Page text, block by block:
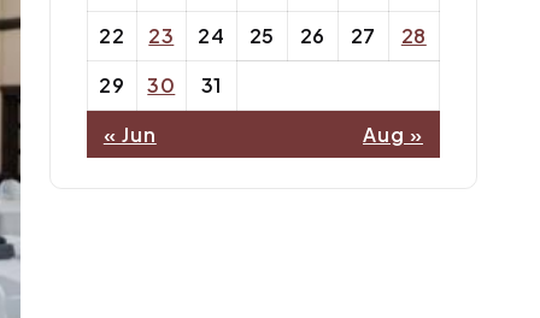
22
23 24 25 26 27
28
29
30
31
« Jun
Aug »